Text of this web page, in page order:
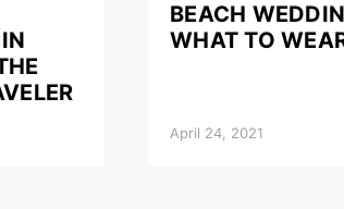
BEACH
WHAT TO
April 24, 2021